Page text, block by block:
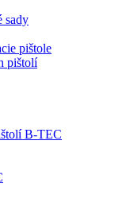
sady
pištole
pištolí
B-TEC